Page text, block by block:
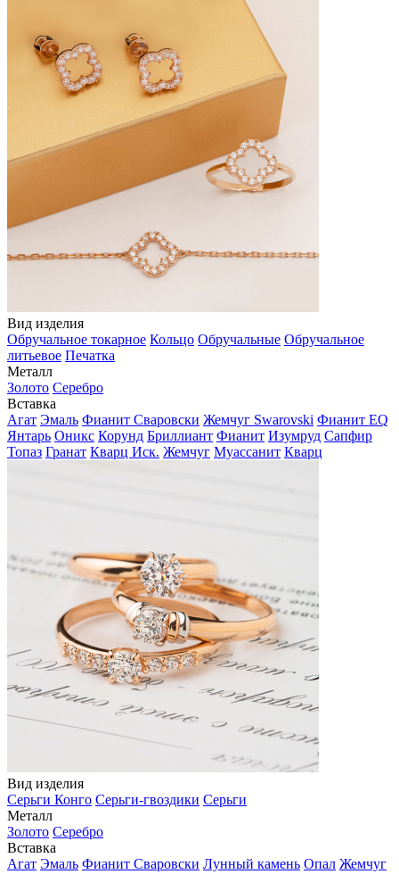
Вид изделия
Обручальное токарное Кольцо Обручальные Обручальное
литьевое Печатка
Металл
Золото Серебро
Вставка
Агат Эмаль Фианит Сваровски Жемчуг Swarovski Фианит EQ
Янтарь Оникс Корунд Бриллиант Фианит Изумруд Сапфир
Топаз Гранат Кварц Иск. Жемчуг Муассанит Кварц
Вид изделия
Серьги Конго Серьги-гвоздики Серьги
Металл
Золото Серебро
Вставка
Агат Эмаль Фианит Сваровски Лунный камень Опал Жемчуг